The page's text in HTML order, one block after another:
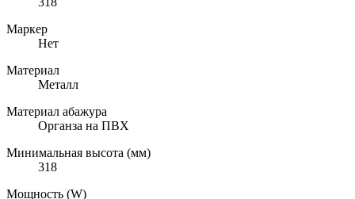
Маркер
Нет
Материал
Металл
Материал абажура
Органза на ПВХ
Минимальная высота (мм)
318
Мощность (W)